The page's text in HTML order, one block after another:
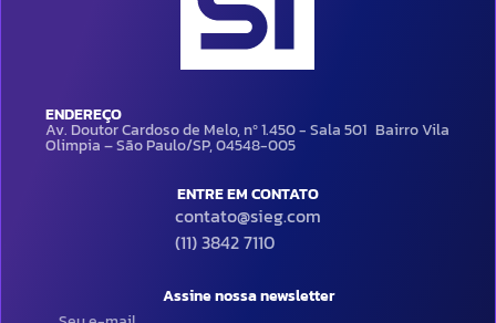
ENDEREÇO
Av. Doutor Cardoso de Melo, nº 1.450 - Sala 501 Bairro Vila
Olimpia – São Paulo/SP, 04548-005
ENTRE EM CONTATO
contato@sieg.com
(11) 3842 7110
Assine nossa newsletter